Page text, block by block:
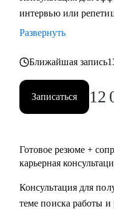
интервью или
Развернуть
Ближайшая запись
Записаться 12
Готовое резюме +
карьерная
Консультация для
теме поиска работы и